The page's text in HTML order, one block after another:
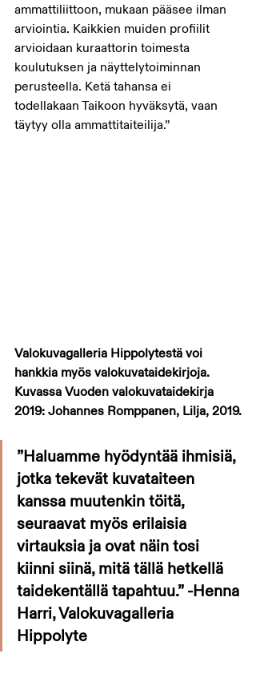
ammattiliittoon, mukaan pääsee ilman
arviointia. Kaikkien muiden profiilit
arvioidaan kuraattorin toimesta
koulutuksen ja näyttelytoiminnan
perusteella. Ketä tahansa ei
todellakaan Taikoon hyväksytä, vaan
täytyy olla ammattitaiteilija.”
Valokuvagalleria Hippolytestä voi
hankkia myös valokuvataidekirjoja.
Kuvassa Vuoden valokuvataidekirja
2019: Johannes Romppanen, Lilja, 2019.
”Haluamme hyödyntää ihmisiä,
jotka tekevät kuvataiteen
kanssa muutenkin töitä,
seuraavat myös erilaisia
virtauksia ja ovat näin tosi
kiinni siinä, mitä tällä hetkellä
taidekentällä tapahtuu.” -Henna
Harri, Valokuvagalleria
Hippolyte